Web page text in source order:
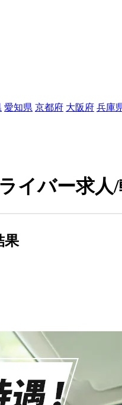
愛知県 京都府 大阪府 兵庫
イバー求人
果